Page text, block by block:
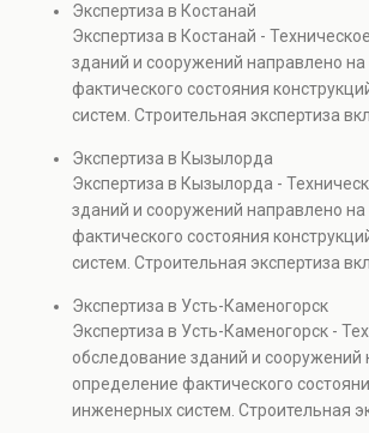
элементов и оценку
Услуга востребована при покупке
капитальном ремонте и
также при судебных
проверках.
Экспертиза в Костанай
Экспертиза в Костанай -
зданий и сооружений направлено
фактического состояния
систем. Строительная экспертиза
элементов и оценку
Услуга востребована при покупке
капитальном ремонте и
также при судебных
проверках.
Экспертиза в Кызылорда
Экспертиза в Кызылорда -
зданий и сооружений направлено
фактического состояния
систем. Строительная экспертиза
элементов и оценку
Услуга востребована при покупке
капитальном ремонте и
также при судебных
проверках.
Экспертиза в Усть-Каменогорск
Экспертиза в Усть-Каменогорск -
обследование зданий и сооружений
определение фактического
инженерных систем. Строительная